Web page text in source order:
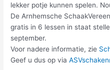
lekker potje kunnen spelen.
De Arnhemsche
gratis in 6 lessen in staat
september.
Voor nadere informatie, zie
Geef u dus op via